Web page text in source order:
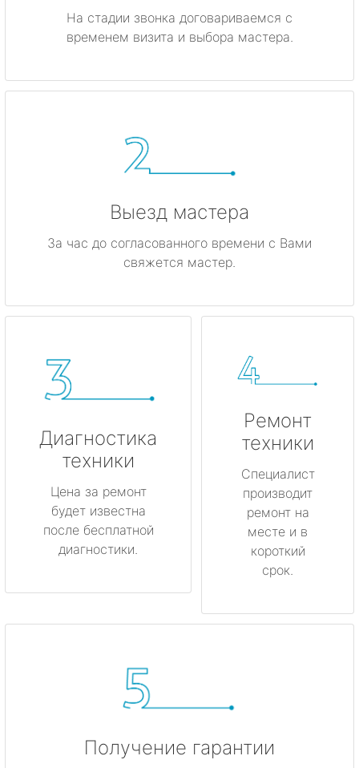
На стадии звонка договариваемся с
временем визита и выбора мастера.
Выезд мастера
За час до согласованного времени с Вами
свяжется мастер.
Диагностика
техники
Цена за ремонт
будет известна
после бесплатной
диагностики.
Ремонт
техники
Специалист
производит
ремонт на
месте и в
короткий
срок.
Получение гарантии